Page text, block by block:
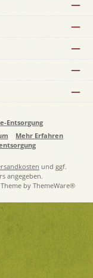
Entsorgung
Mehr Erfahren
und ggf.
angegeben.
by ThemeWare®